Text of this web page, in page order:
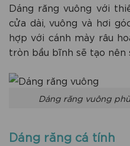
Dáng răng vuông với
cửa dài, vuông và hơi
hợp với cánh mày râu
tròn bầu bĩnh sẽ tạo nên
Dáng răng vuông
Dáng răng cá tính